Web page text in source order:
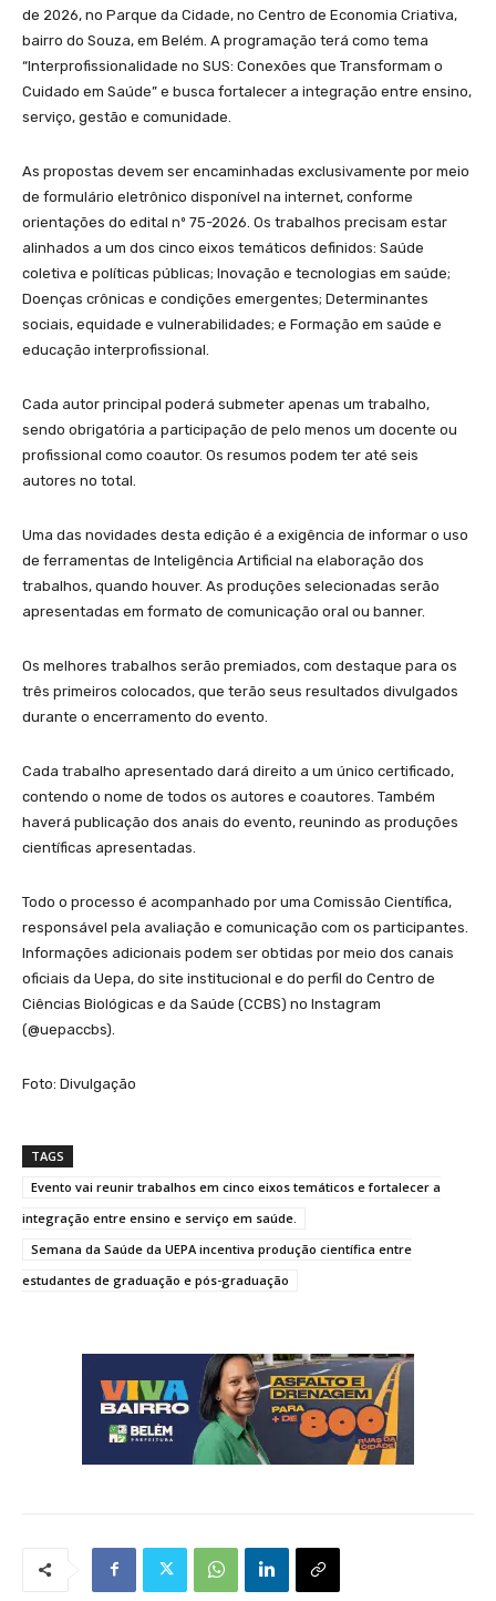
de 2026, no Parque da Cidade, no Centro de Economia Criativa,
bairro do Souza, em Belém. A programação terá como tema
“Interprofissionalidade no SUS: Conexões que Transformam o
Cuidado em Saúde” e busca fortalecer a integração entre ensino,
serviço, gestão e comunidade.
As propostas devem ser encaminhadas exclusivamente por meio
de formulário eletrônico disponível na internet, conforme
orientações do edital nº 75-2026. Os trabalhos precisam estar
alinhados a um dos cinco eixos temáticos definidos: Saúde
coletiva e políticas públicas; Inovação e tecnologias em saúde;
Doenças crônicas e condições emergentes; Determinantes
sociais, equidade e vulnerabilidades; e Formação em saúde e
educação interprofissional.
Cada autor principal poderá submeter apenas um trabalho,
sendo obrigatória a participação de pelo menos um docente ou
profissional como coautor. Os resumos podem ter até seis
autores no total.
Uma das novidades desta edição é a exigência de informar o uso
de ferramentas de Inteligência Artificial na elaboração dos
trabalhos, quando houver. As produções selecionadas serão
apresentadas em formato de comunicação oral ou banner.
Os melhores trabalhos serão premiados, com destaque para os
três primeiros colocados, que terão seus resultados divulgados
durante o encerramento do evento.
Cada trabalho apresentado dará direito a um único certificado,
contendo o nome de todos os autores e coautores. Também
haverá publicação dos anais do evento, reunindo as produções
científicas apresentadas.
Todo o processo é acompanhado por uma Comissão Científica,
responsável pela avaliação e comunicação com os participantes.
Informações adicionais podem ser obtidas por meio dos canais
oficiais da Uepa, do site institucional e do perfil do Centro de
Ciências Biológicas e da Saúde (CCBS) no Instagram
(@uepaccbs).
Foto: Divulgação
TAGS
Evento vai reunir trabalhos em cinco eixos temáticos e fortalecer a
integração entre ensino e serviço em saúde.
Semana da Saúde da UEPA incentiva produção científica entre
estudantes de graduação e pós-graduação